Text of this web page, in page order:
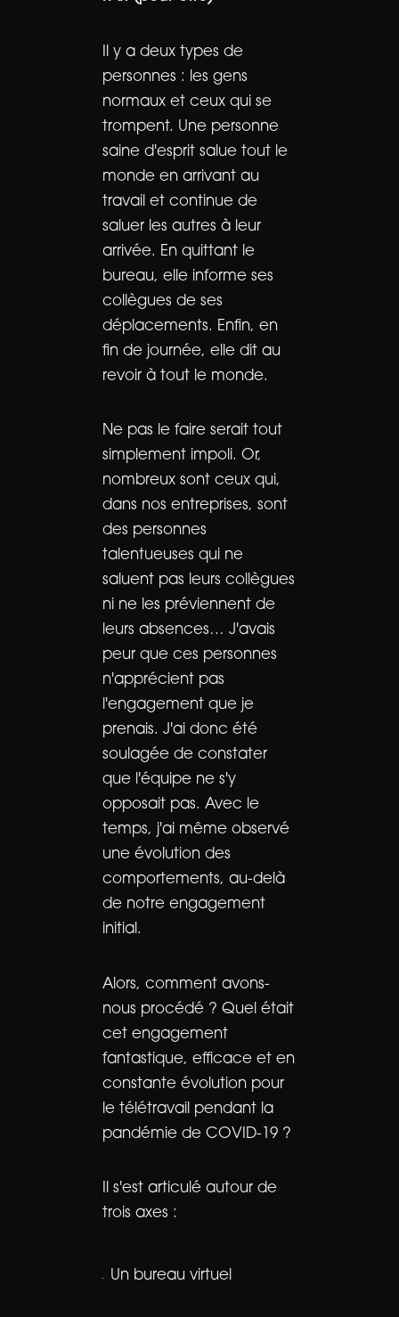
Il y a deux types de
personnes : les gens
normaux et ceux qui se
trompent. Une personne
saine d'esprit salue tout le
monde en arrivant au
travail et continue de
saluer les autres à leur
arrivée. En quittant le
bureau, elle informe ses
collègues de ses
déplacements. Enfin, en
fin de journée, elle dit au
revoir à tout le monde.
Ne pas le faire serait tout
simplement impoli. Or,
nombreux sont ceux qui,
dans nos entreprises, sont
des personnes
talentueuses qui ne
saluent pas leurs collègues
ni ne les préviennent de
leurs absences… J'avais
peur que ces personnes
n'apprécient pas
l'engagement que je
prenais. J'ai donc été
soulagée de constater
que l'équipe ne s'y
opposait pas. Avec le
temps, j'ai même observé
une évolution des
comportements, au-delà
de notre engagement
initial.
Alors, comment avons-
nous procédé ? Quel était
cet engagement
fantastique, efficace et en
constante évolution pour
le télétravail pendant la
pandémie de COVID-19 ?
Il s'est articulé autour de
trois axes :
Un bureau virtuel